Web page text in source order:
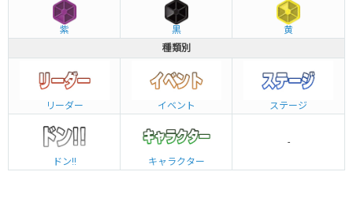
紫 黒
黄
種類別
リーダー イベント ステージ
ドン!! キャラクター
-